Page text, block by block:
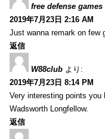
free defense
2019年7月23日 2:16 AM
Just wanna remark on few
返信
W88club より:
2019年7月23日 8:14 PM
Very interesting points you
Wadsworth Longfellow.
返信